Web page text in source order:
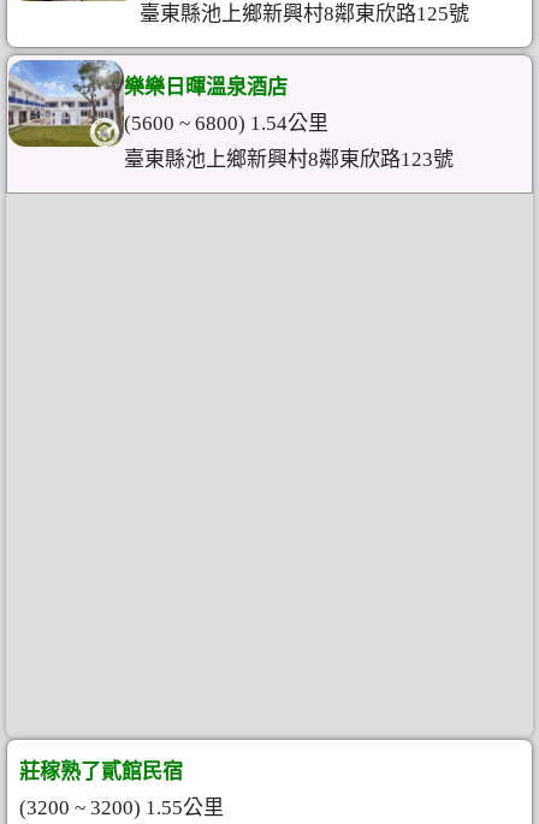
臺東縣池上鄉新興村8鄰東欣路125號
樂樂日暉溫泉酒店
(5600 ~ 6800) 1.54公里
臺東縣池上鄉新興村8鄰東欣路123號
莊稼熟了貳館民宿
(3200 ~ 3200) 1.55公里